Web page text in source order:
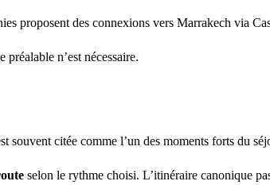
proposent des connexions vers Marrakech via
n’est nécessaire.
souvent citée comme l’un des moments forts du
selon le rythme choisi. L’itinéraire canonique